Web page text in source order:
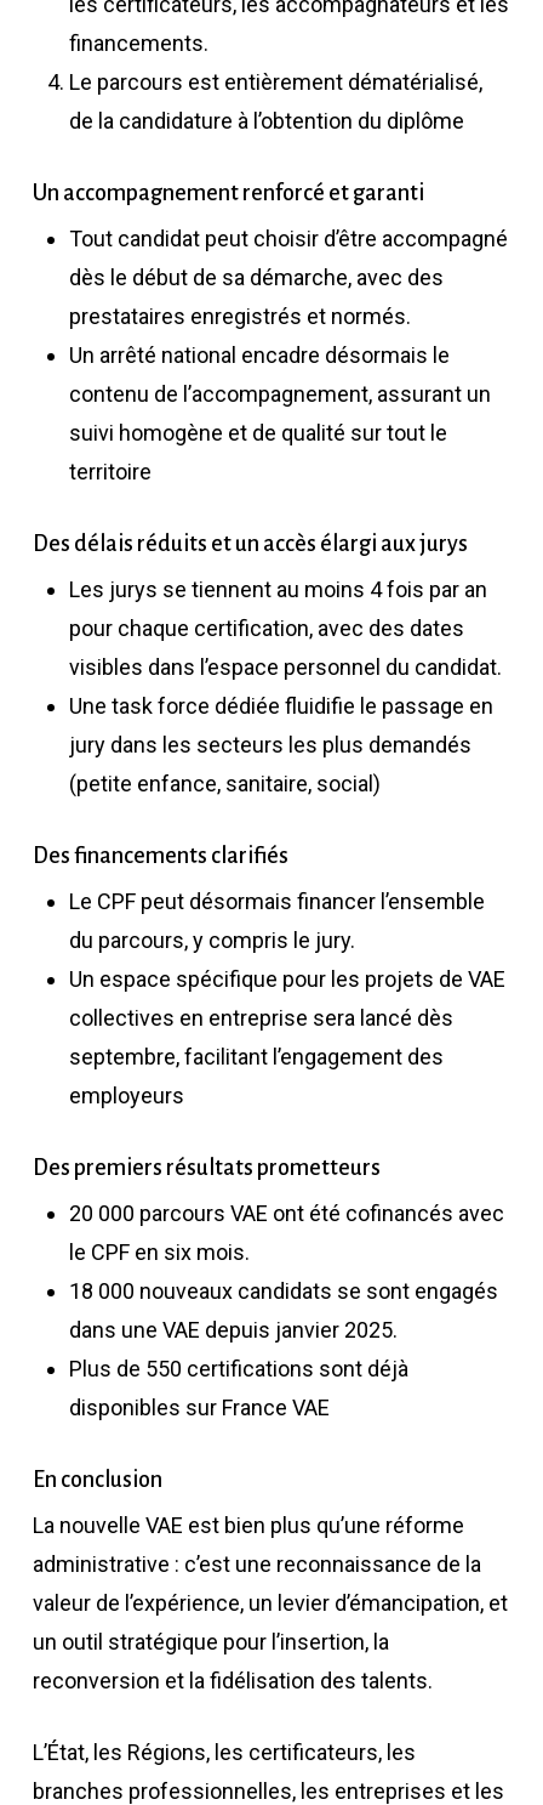
financements.
Le parcours est entièrement dématérialisé,
de la candidature à l’obtention du diplôme
Un accompagnement renforcé et garanti
Tout candidat peut choisir d’être accompagné
dès le début de sa démarche, avec des
prestataires enregistrés et normés.
Un arrêté national encadre désormais le
contenu de l’accompagnement, assurant un
suivi homogène et de qualité sur tout le
territoire
Des délais réduits et un accès élargi aux jurys
Les jurys se tiennent au moins 4 fois par an
pour chaque certification, avec des dates
visibles dans l’espace personnel du candidat.
Une task force dédiée fluidifie le passage en
jury dans les secteurs les plus demandés
(petite enfance, sanitaire, social)
Des financements clarifiés
Le CPF peut désormais financer l’ensemble
du parcours, y compris le jury.
Un espace spécifique pour les projets de VAE
collectives en entreprise sera lancé dès
septembre, facilitant l’engagement des
employeurs
Des premiers résultats prometteurs
20 000 parcours VAE ont été cofinancés avec
le CPF en six mois.
18 000 nouveaux candidats se sont engagés
dans une VAE depuis janvier 2025.
Plus de 550 certifications sont déjà
disponibles sur France VAE
En conclusion
La nouvelle VAE est bien plus qu’une réforme
administrative : c’est une reconnaissance de la
valeur de l’expérience, un levier d’émancipation, et
un outil stratégique pour l’insertion, la
reconversion et la fidélisation des talents.
L’État, les Régions, les certificateurs, les
branches professionnelles, les entreprises et les